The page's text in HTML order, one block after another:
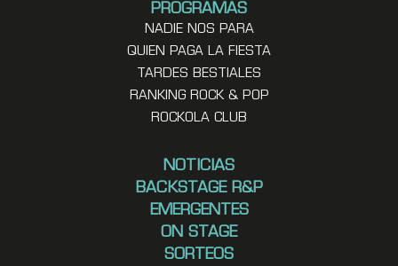
PROGRAMAS
NADIE NOS PARA
QUIEN PAGA LA FIESTA
TARDES BESTIALES
RANKING ROCK & POP
ROCKOLA CLUB
NOTICIAS
BACKSTAGE R&P
EMERGENTES
ON STAGE
SORTEOS